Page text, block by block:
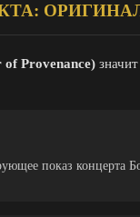
Provenance)
показ концерта